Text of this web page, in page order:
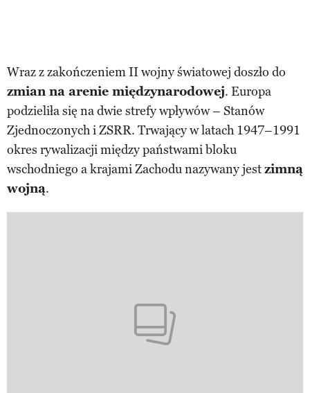
Wraz z zakończeniem II wojny światowej doszło do
zmian na arenie międzynarodowej. Europa
podzieliła się na dwie strefy wpływów – Stanów
Zjednoczonych i ZSRR. Trwający w latach 1947–1991
okres rywalizacji między państwami bloku
wschodniego a krajami Zachodu nazywany jestzimną
wojną.